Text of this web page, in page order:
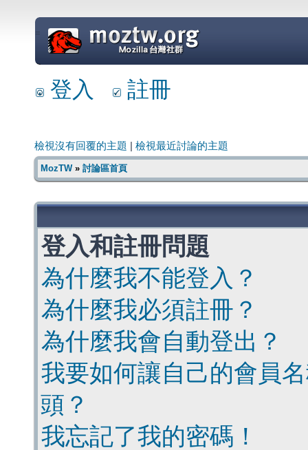
=
登入 註冊
檢視沒有回覆的主題 檢視最近討論的主題
MozTW» 討論區首頁
登入和註冊問題
為什麼我不能登入？
為什麼我必須註冊？
為什麼我會自動登出？
我要如何讓自己的會員
頭？
我忘記了我的密碼！